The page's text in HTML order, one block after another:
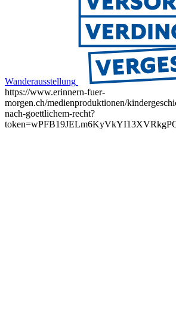
Wanderausstellung
https://www.erinnern-fuer-
morgen.ch/medienproduktionen/
nach-goettlichem-recht?